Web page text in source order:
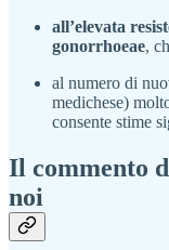
all’elevata
gonorrhoeae,
al numero di
medichese)
consente stime
Il commento
noi